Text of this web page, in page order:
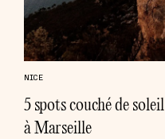
NICE
5 spots couché de soleil
à Marseille